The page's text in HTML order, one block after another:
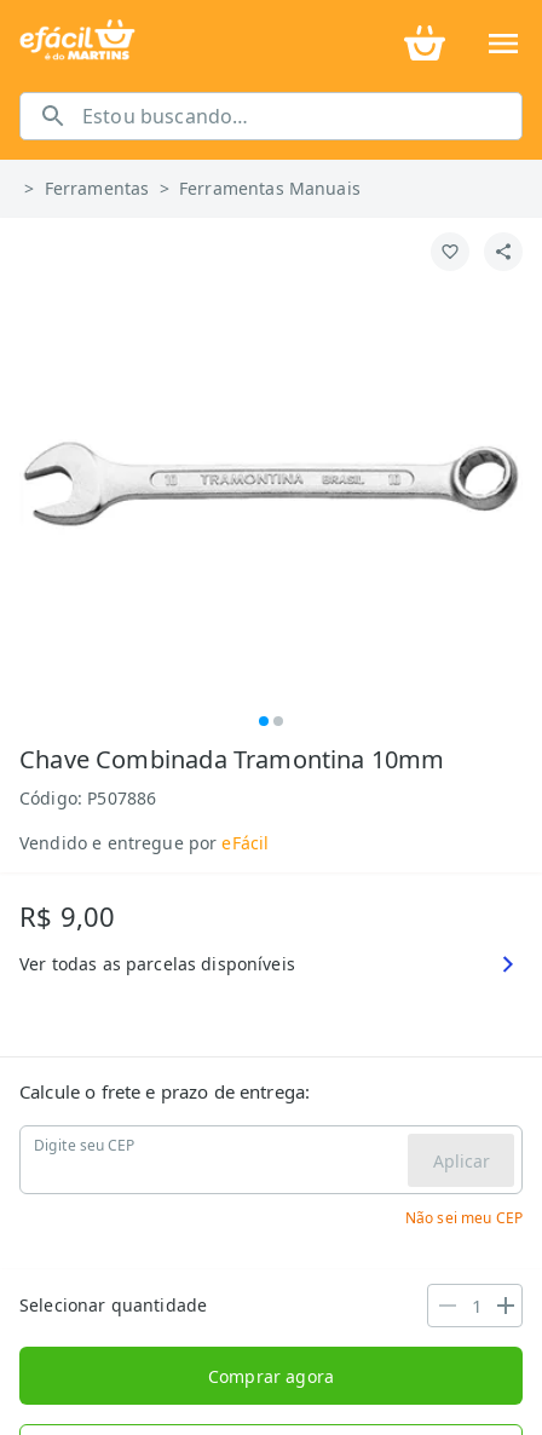
> Ferramentas > Ferramentas Manuais
Chave Combinada Tramontina 10mm
Código: P507886
Vendido e entregue por eFácil
R$ 9,00
Ver todas as parcelas disponíveis
Calcule o frete e prazo de entrega:
Digite seu CEP
Aplicar
Não sei meu CEP
Selecionar quantidade
Comprar agora